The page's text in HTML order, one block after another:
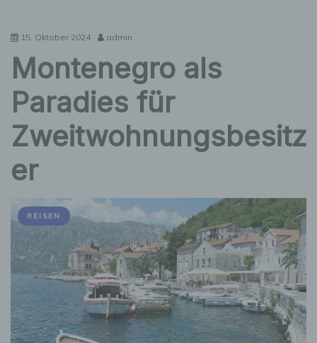
15. Oktober 2024 admin
Montenegro als
Paradies für
Zweitwohnungsbesitz
er
REISEN